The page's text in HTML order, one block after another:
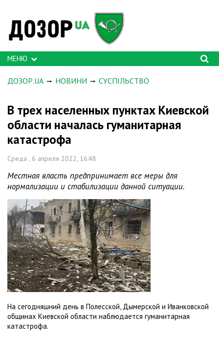
МЕНЮ
ДОЗОР.UA НОВИНИ СУСПІЛЬСТВО
В трех населенных пунктах Киевской
области началась гуманитарная
катастрофа
Среда , 6 апреля 2022, 16:48
Местная власть предпринимает все меры для
нормализации и стабилизации данной ситуации.
На сегодняшний день в Полесской, Дымерской и Иванковской
общинах Киевской области наблюдается гуманитарная
катастрофа.